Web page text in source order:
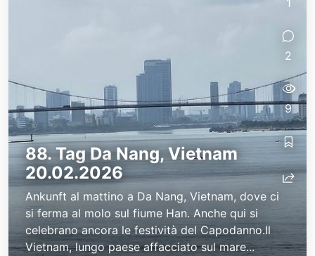
88. Tag Da Nang, Vietnam
20.02.2026
Ankunft al mattino a Da Nang, Vietnam, dove ci
si ferma al molo sul fiume Han. Anche qui si
celebrano ancora le festività del Capodanno.Il
Vietnam, lungo paese affacciato sul mare...
1
2
9